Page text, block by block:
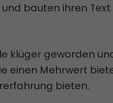
bauten ihren Text
klüger geworden
einen Mehrwert
bieten.